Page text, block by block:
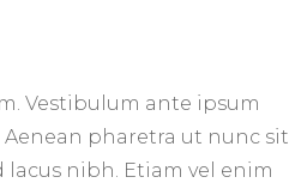
Vestibulum ante ipsum
pharetra ut nunc sit
nibh. Etiam vel enim